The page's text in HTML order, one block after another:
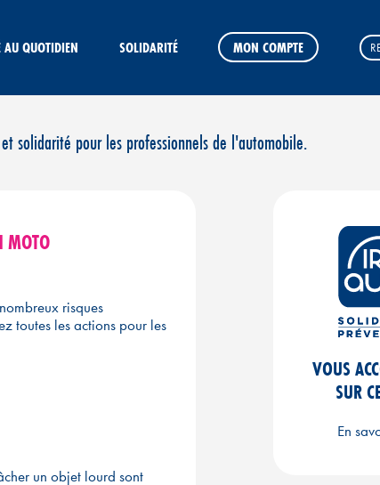
AU QUOTIDIEN SOLIDARITÉ MON COMPTE
solidarité pour les professionnels de l'automobile.
MOTO
risques
toutes les actions pour les
un objet lourd sont
VOUS
SUR
En